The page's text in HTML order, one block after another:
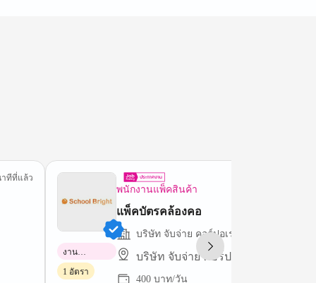
ทีที่แล้ว
พนักงานแพ็คสินค้า
แพ็คบัตรคล้องคอ
บริษัท จับจ่าย คอร์ปอเรชั่น จำกัด
บริษัท จับจ่าย คอร์ปอเรชั่น จำกัด
400 บาท/วัน
งาน
พาร์ทไทม์
1 อัตรา